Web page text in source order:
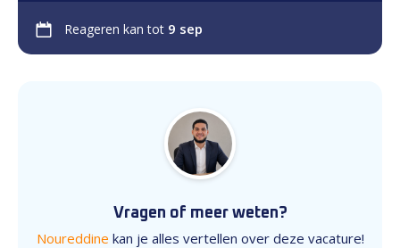
Reageren kan tot 9 sep
Vragen of meer weten?
Noureddine kan je alles vertellen over deze vacature!